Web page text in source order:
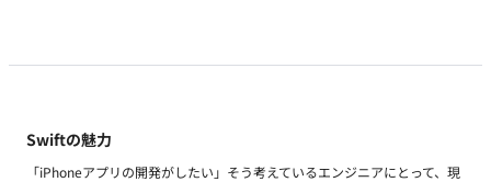
Swiftの魅力
「iPhoneアプリの開発がしたい」そう考えているエンジニアにとって、現